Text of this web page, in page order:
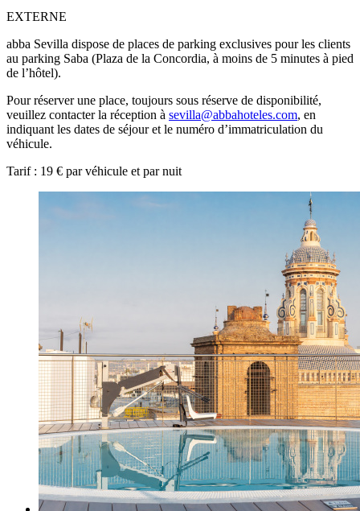
EXTERNE
abba Sevilla dispose de places de parking exclusives pour les clients
au parking Saba (Plaza de la Concordia, à moins de 5 minutes à pied
de l’hôtel).
Pour réserver une place, toujours sous réserve de disponibilité,
veuillez contacter la réception à sevilla@abbahoteles.com, en
indiquant les dates de séjour et le numéro d’immatriculation du
véhicule.
Tarif : 19 € par véhicule et par nuit